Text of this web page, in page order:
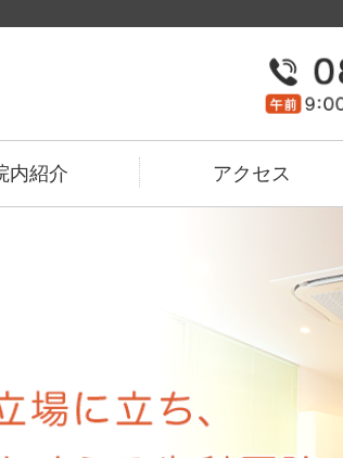
呉市のみかん歯科｜予
内紹介 アクセス